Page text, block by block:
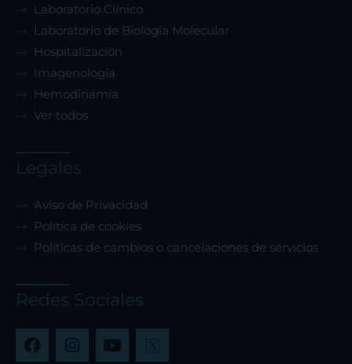
Laboratorio Clínico
Laboratorio de Biología Molecular
Hospitalización
Imagenología
Hemodinamia
Ver todos
Legales
Aviso de Privacidad
Política de cookies
Políticas de cambios o cancelaciones de servicios
Redes Sociales
F
a
I
n
Y
o